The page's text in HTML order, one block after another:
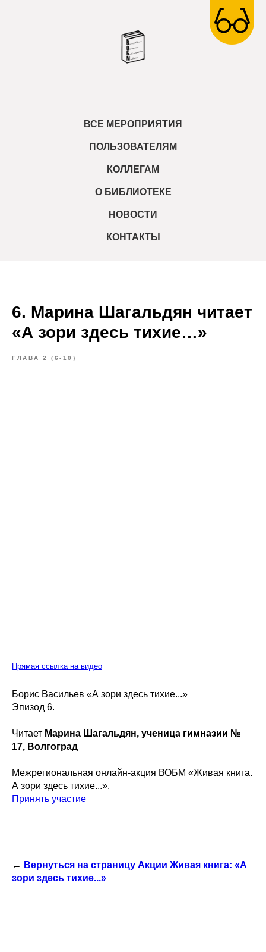
ВСЕ МЕРОПРИЯТИЯ
ПОЛЬЗОВАТЕЛЯМ
КОЛЛЕГАМ
О БИБЛИОТЕКЕ
НОВОСТИ
КОНТАКТЫ
6. Марина Шагальдян читает
«А зори здесь тихие…»
ГЛАВА 2 (6-10)
Прямая ссылка на видео
Борис Васильев «А зори здесь тихие...»
Эпизод 6.
Читает Марина Шагальдян, ученица гимназии №
17, Волгоград
Межрегиональная онлайн-акция ВОБМ «Живая книга.
А зори здесь тихие...».
Принять участие
← Вернуться на страницу Акции Живая книга: «А
зори здесь тихие...»